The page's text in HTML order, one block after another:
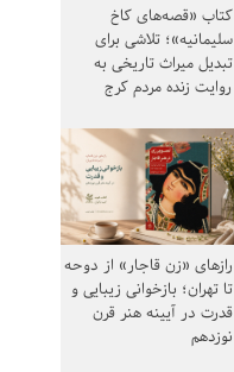
کتاب «قصه‌های کاخ
سلیمانیه»؛ تلاشی برای
تبدیل میراث تاریخی به
روایت زنده مردم کرج
رازهای «زن قاجار» از دوحه
تا تهران؛ بازخوانی زیبایی و
قدرت در آیینه هنر قرن
نوزدهم